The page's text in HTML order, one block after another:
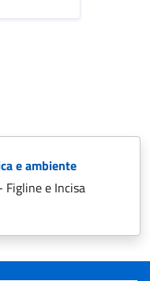
e ambiente
e Incisa